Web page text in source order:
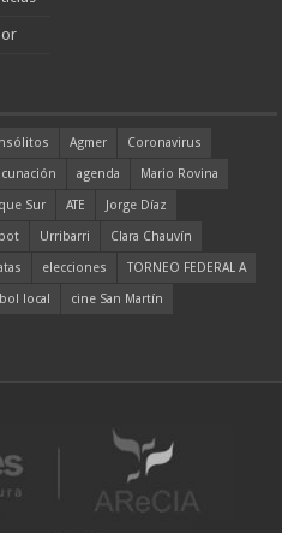
Agmer
Coronavirus
agenda
Mario Rovina
Sur ATE
Jorge Díaz
Urribarri
Clara Chauvín
elecciones
TORNEO FEDERAL A
local cine San Martín